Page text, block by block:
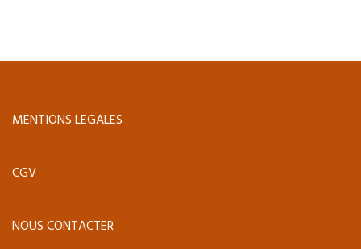
MENTIONS LEGALES
CGV
NOUS CONTACTER